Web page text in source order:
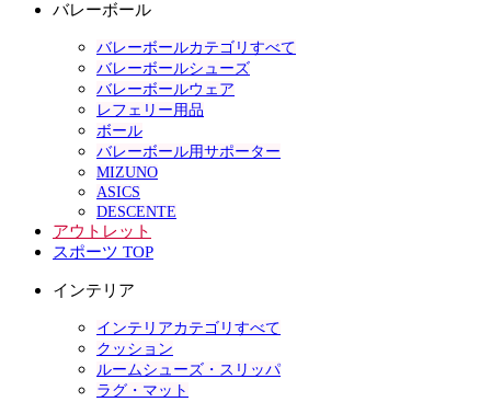
バレーボール
バレーボールカテゴリすべて
バレーボールシューズ
バレーボールウェア
レフェリー用品
ボール
バレーボール用サポーター
MIZUNO
ASICS
DESCENTE
アウトレット
スポーツ TOP
インテリア
インテリアカテゴリすべて
クッション
ルームシューズ・スリッパ
ラグ・マット